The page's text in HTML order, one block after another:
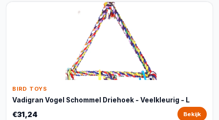
BIRD TOYS
Vadigran Vogel Schommel Driehoek - Veelkleurig - L
€31,24 Bekijk